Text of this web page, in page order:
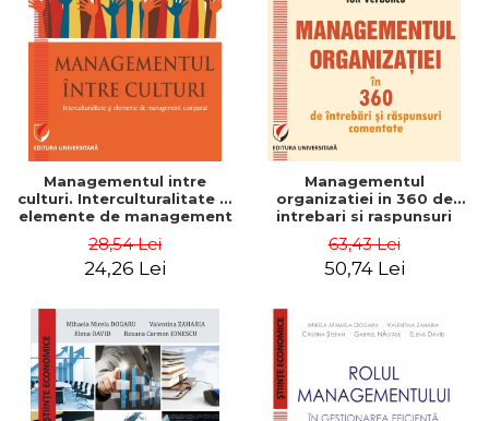
Managementul intre
culturi. Interculturalitate si
elemente de management
Dumitrascu
28,54 Lei
24,26 Lei
Managementul
organizatiei in 360 de
intrebari si raspunsuri
63,43 Lei
50,74 Lei